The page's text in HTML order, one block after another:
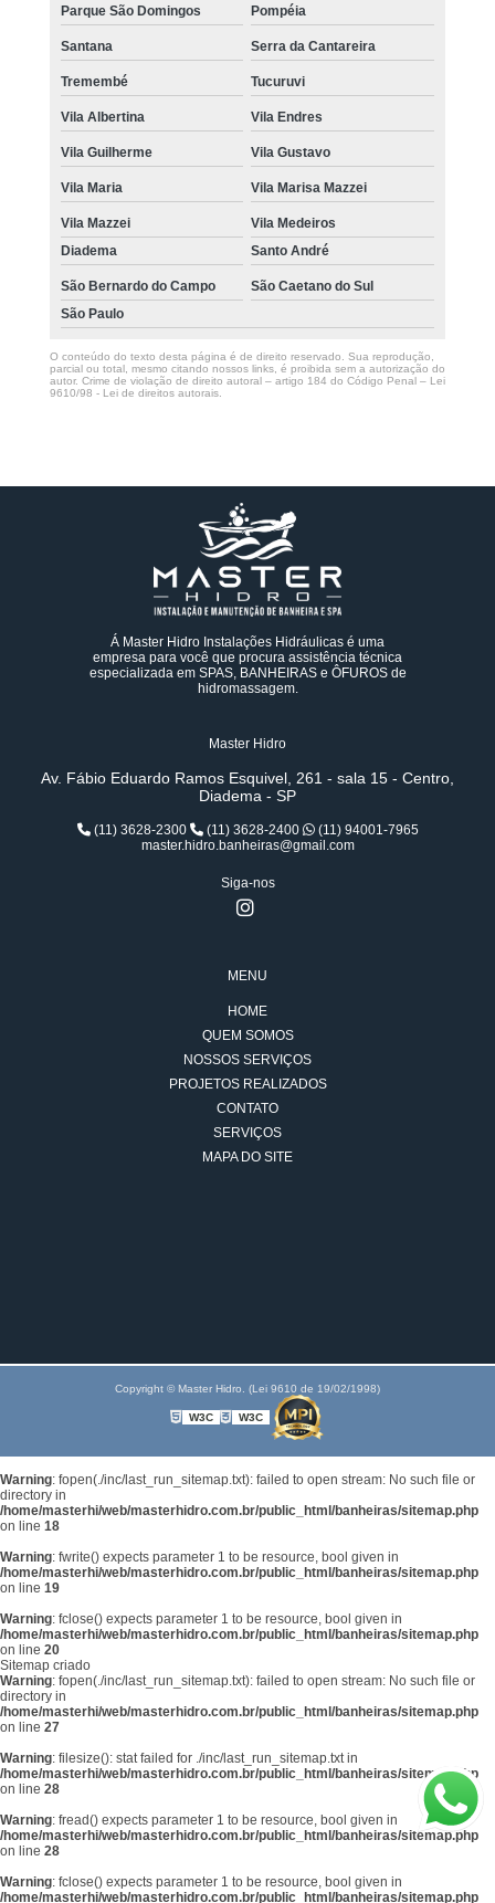
Parque São Domingos Pompéia
Santana Serra da Cantareira
Tremembé Tucuruvi
Vila Albertina Vila Endres
Vila Guilherme Vila Gustavo
Vila Maria Vila Marisa Mazzei
Vila Mazzei
Vila Medeiros
Diadema
Santo André
São Bernardo do Campo
São Caetano do Sul
São Paulo
O conteúdo do texto desta página é de direito reservado. Sua reprodução,
parcial ou total, mesmo citando nossos links, é proibida sem a autorização do
autor. Crime de violação de direito autoral – artigo 184 do Código Penal – Lei
9610/98 - Lei de direitos autorais.
Á Master Hidro Instalações Hidráulicas é uma
empresa para você que procura assistência técnica
especializada em SPAS, BANHEIRAS e ÔFUROS de
hidromassagem.
Master Hidro
Av. Fábio Eduardo Ramos Esquivel, 261 - sala 15 - Centro,
Diadema - SP
(11) 3628-2300 (11) 3628-2400
(11) 94001-7965
master.hidro.banheiras@gmail.com
Siga-nos
MENU
HOME
QUEM SOMOS
NOSSOS SERVIÇOS
PROJETOS REALIZADOS
CONTATO
SERVIÇOS
MAPA DO SITE
Copyright © Master Hidro. (Lei 9610 de 19/02/1998)
W3C W3C
Warning: fopen(./inc/last_run_sitemap.txt): failed to open stream: No such file or
directory in
/home/masterhi/web/masterhidro.com.br/public_html/banheiras/sitemap.php
on line 18
Warning: fwrite() expects parameter 1 to be resource, bool given in
/home/masterhi/web/masterhidro.com.br/public_html/banheiras/sitemap.php
on line 19
Warning: fclose() expects parameter 1 to be resource, bool given in
/home/masterhi/web/masterhidro.com.br/public_html/banheiras/sitemap.php
on line 20
Sitemap criado
Warning: fopen(./inc/last_run_sitemap.txt): failed to open stream: No such file or
directory in
/home/masterhi/web/masterhidro.com.br/public_html/banheiras/sitemap.php
on line 27
Warning: filesize(): stat failed for ./inc/last_run_sitemap.txt in
/home/masterhi/web/masterhidro.com.br/public_html/banheiras/sitemap.php
on line 28
Warning: fread() expects parameter 1 to be resource, bool given in
/home/masterhi/web/masterhidro.com.br/public_html/banheiras/sitemap.php
on line 28
Warning: fclose() expects parameter 1 to be resource, bool given in
/home/masterhi/web/masterhidro.com.br/public_html/banheiras/sitemap.php